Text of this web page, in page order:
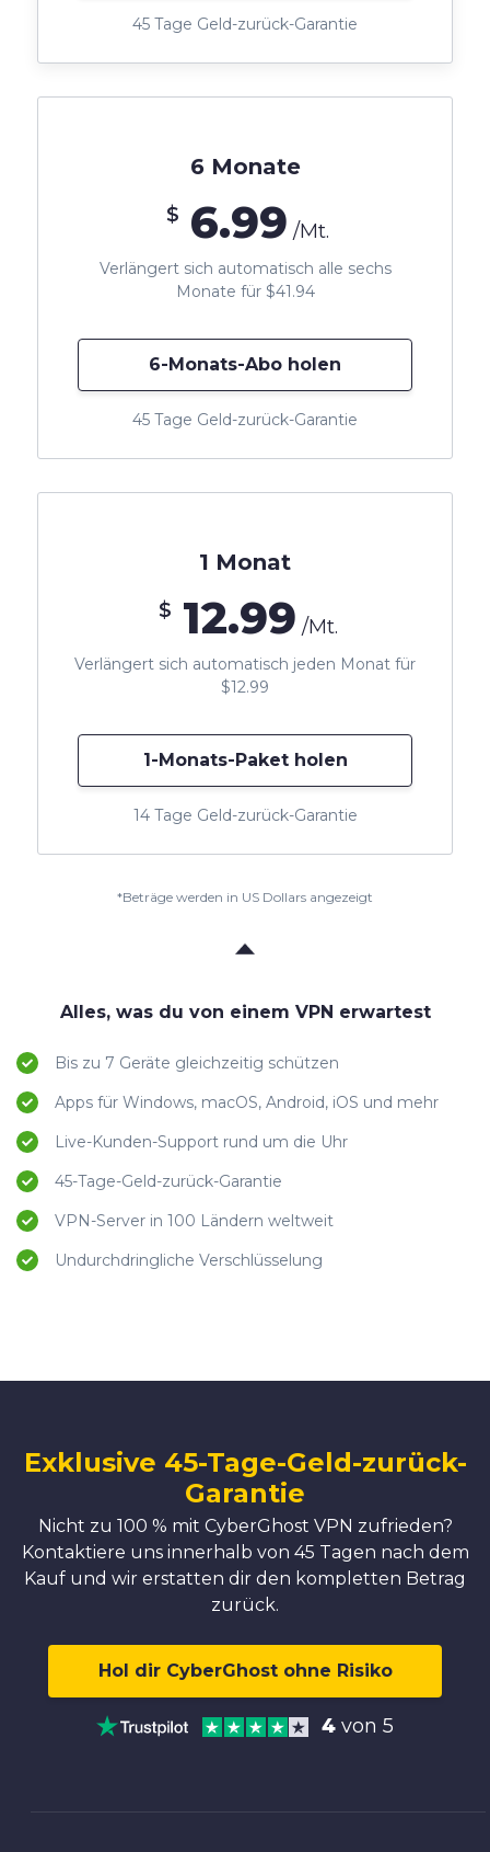
1 Monat
$ 12.99 /Mt.
Verlängert sich automatisch jeden Monat für
$12.99
1-Monats-Paket holen
14 Tage Geld-zurück-Garantie
45 Tage Geld-zurück-Garantie
6 Monate
$ 6.99 /Mt.
Verlängert sich automatisch alle sechs
Monate für $41.94
6-Monats-Abo holen
45 Tage Geld-zurück-Garantie
*Beträge werden in US Dollars angezeigt
Alles, was du von einem VPN erwartest
Bis zu 7 Geräte gleichzeitig schützen
Apps für Windows, macOS, Android, iOS und mehr
Live-Kunden-Support rund um die Uhr
45-Tage-Geld-zurück-Garantie
VPN-Server in 100 Ländern weltweit
Undurchdringliche Verschlüsselung
Exklusive 45-Tage-Geld-zurück-
Garantie
Nicht zu 100 % mit CyberGhost VPN zufrieden?
Kontaktiere uns innerhalb von 45 Tagen nach dem
Kauf und wir erstatten dir den kompletten Betrag
zurück.
Hol dir CyberGhost ohne Risiko
4 von 5